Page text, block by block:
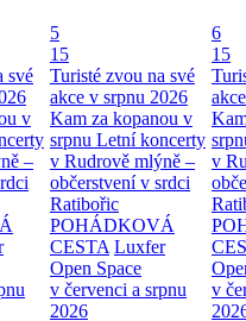
své
v
–
5
15
Turisté zvou na své
akce v srpnu 2026
Kam za kopanou v
srpnu Letní koncerty
v Rudrově mlýně –
občerstvení v srdci
Ratibořic
POHÁDKOVÁ
CESTA Luxfer
Open Space
v červenci a srpnu
2026
6
15
v
v